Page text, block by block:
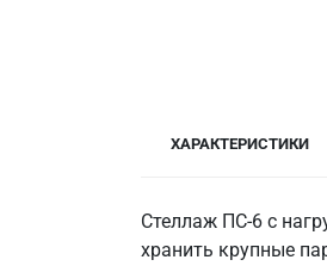
ХАРАКТЕРИСТИКИ
Стеллаж ПС-6 с
хранить крупные